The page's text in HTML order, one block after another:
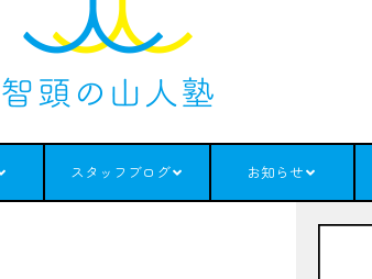
スタッフブログ お知らせ